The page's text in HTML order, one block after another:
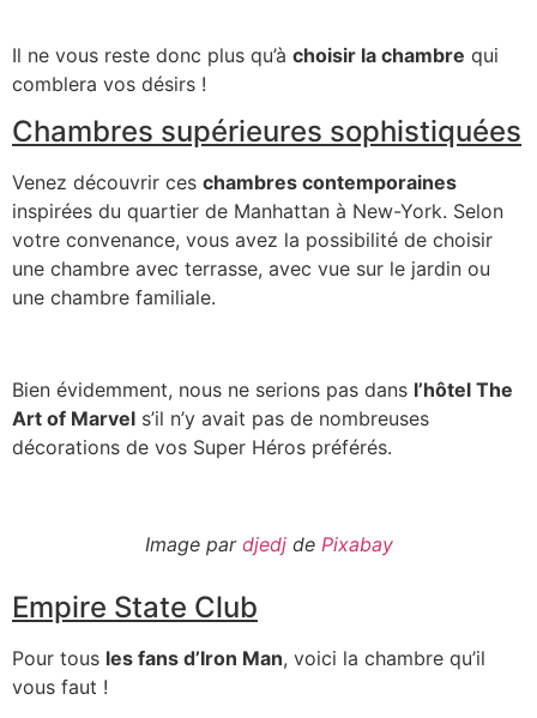
Il ne vous reste donc plus qu’à choisir la chambre qui
comblera vos désirs !
Chambres supérieures sophistiquées
Venez découvrir ces chambres contemporaines
inspirées du quartier de Manhattan à New-York. Selon
votre convenance, vous avez la possibilité de choisir
une chambre avec terrasse, avec vue sur le jardin ou
une chambre familiale.
Bien évidemment, nous ne serions pas dans l’hôtel The
Art of Marvel s’il n’y avait pas de nombreuses
décorations de vos Super Héros préférés.
Image par djedjde Pixabay
Empire State Club
Pour tous les fans d’Iron Man, voici la chambre qu’il
vous faut !